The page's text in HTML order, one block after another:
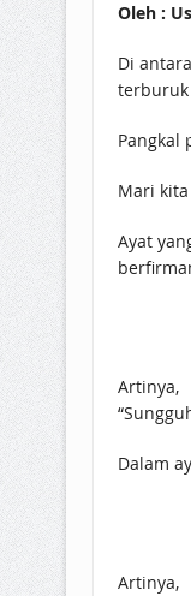
Oleh :
Di
terburuk
Mari
Ayat
Artinya,
Dalam
Artinya,